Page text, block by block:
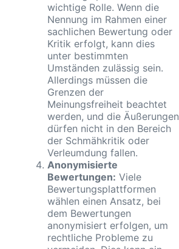
wichtige Rolle. Wenn die
Nennung im Rahmen einer
sachlichen Bewertung oder
Kritik erfolgt, kann dies
unter bestimmten
Umständen zulässig sein.
Allerdings müssen die
Grenzen der
Meinungsfreiheit beachtet
werden, und die Äußerungen
dürfen nicht in den Bereich
der Schmähkritik oder
Verleumdung fallen.
Anonymisierte
Bewertungen: Viele
Bewertungsplattformen
wählen einen Ansatz, bei
dem Bewertungen
anonymisiert erfolgen, um
rechtliche Probleme zu